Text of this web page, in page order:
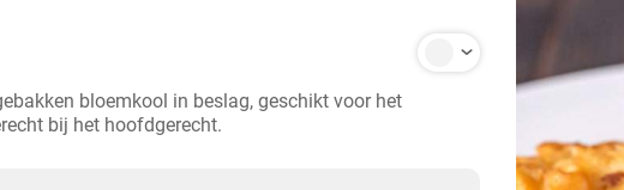
bloemkool in beslag, geschikt voor het
bij het hoofdgerecht.